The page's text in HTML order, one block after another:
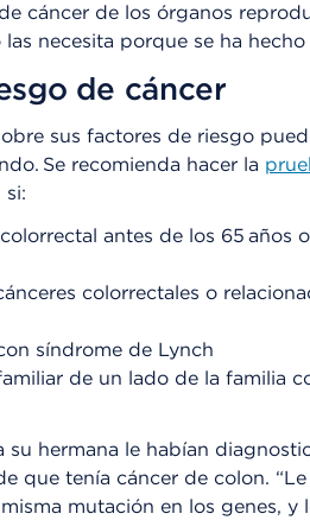
cáncer de los órganos
necesita porque se ha
de cáncer
sus factores de riesgo
Se recomienda hacer la
si:
antes de los 65 años
colorrectales o
síndrome de Lynch
de un lado de la familia
su hermana le habían
que tenía cáncer de colon.
mutación en los genes, y